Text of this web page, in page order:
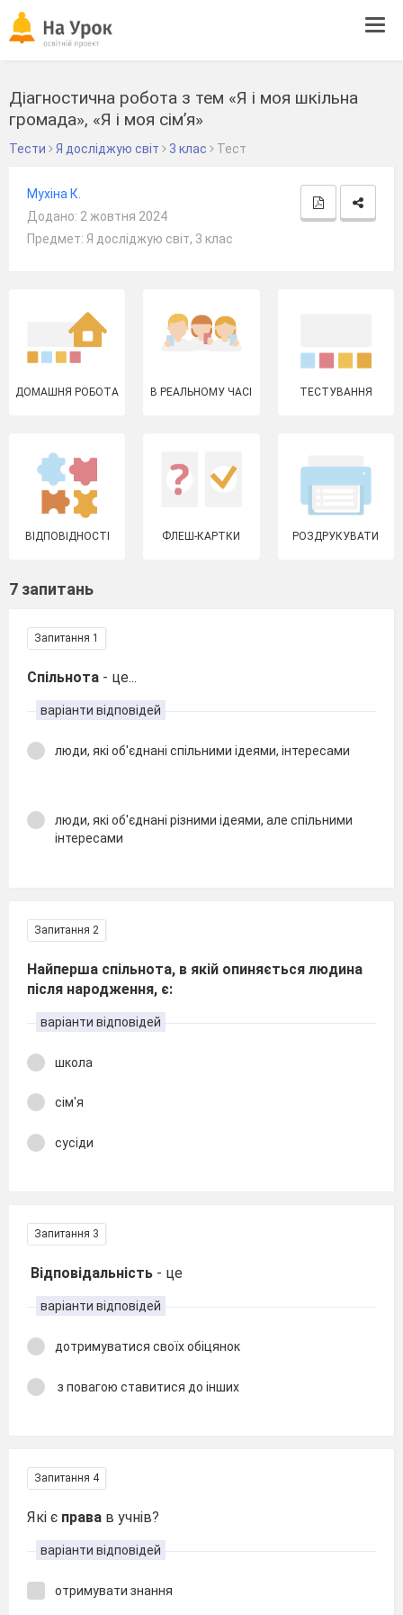
Діагностична робота з тем «Я і моя шкільна
громада», «Я і моя сім’я»
Тести Я досліджую світ 3 клас Тест
Мухіна К.
Додано: 2 жовтня 2024
Предмет: Я досліджую світ, 3 клас
ДОМАШНЯ РОБОТА В РЕАЛЬНОМУ ЧАСІ ТЕСТУВАННЯ
ВІДПОВІДНОСТІ ФЛЕШ-КАРТКИ РОЗДРУКУВАТИ
7 запитань
Запитання 1
Спільнота - це...
варіанти відповідей
люди, які об'єднані спільними ідеями, інтересами
люди, які об'єднані різними ідеями, але спільними
інтересами
Запитання 2
Найперша спільнота, в якій опиняється людина
після народження, є:
варіанти відповідей
школа
сім'я
сусіди
Запитання 3
Відповідальність - це
варіанти відповідей
дотримуватися своїх обіцянок
з повагою ставитися до інших
Запитання 4
Які є права в учнів?
варіанти відповідей
отримувати знання